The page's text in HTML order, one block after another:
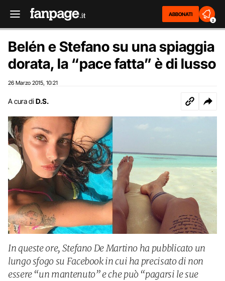
ABBONATI
2
Belén e Stefano su una spiaggia
dorata, la “pace fatta” è di lusso
26 Marzo 2015 10:21
A cura di D.S.
In queste ore, Stefano De Martino ha pubblicato un
lungo sfogo su Facebook in cui ha precisato di non
essere “un mantenuto” e che può “pagarsi le sue